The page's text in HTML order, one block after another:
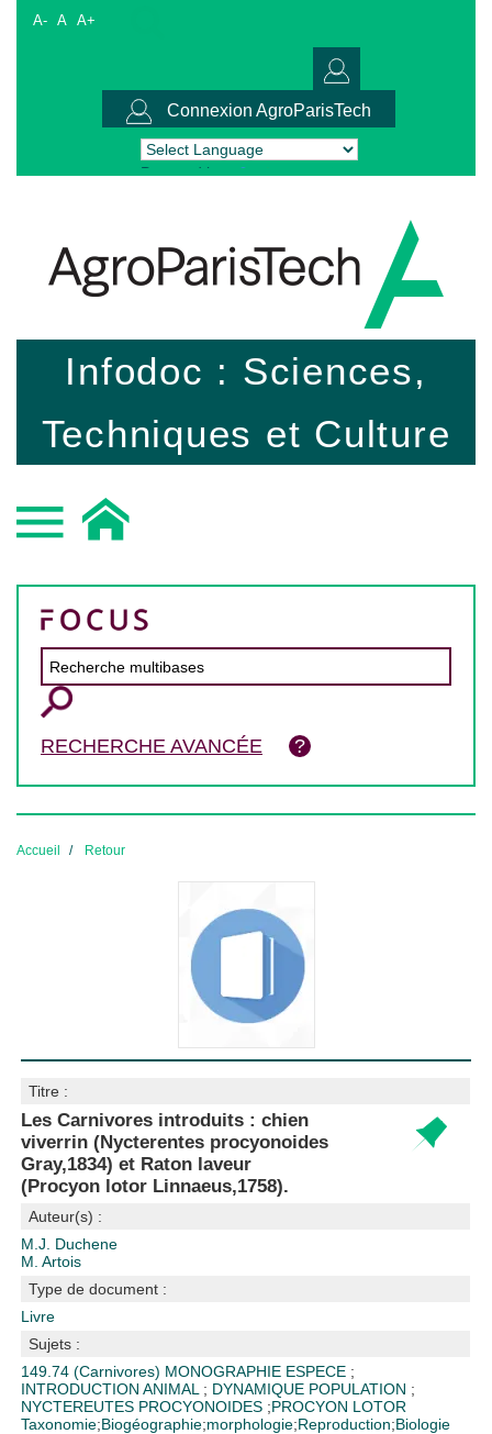
A- A A+
Connexion AgroParisTech
Powered by Translate
Infodoc : Sciences,
Techniques et Culture
RECHERCHE AVANCÉE
Accueil Retour
Titre :
Les Carnivores introduits : chien
viverrin (Nycterentes procyonoides
Gray,1834) et Raton laveur
(Procyon lotor Linnaeus,1758).
Auteur(s) :
M.J. Duchene
M. Artois
Type de document :
Livre
Sujets :
149.74 (Carnivores) MONOGRAPHIE ESPECE ;
INTRODUCTION ANIMAL ; DYNAMIQUE POPULATION ;
NYCTEREUTES PROCYONOIDES ;PROCYON LOTOR
Taxonomie;Biogéographie;morphologie;Reproduction;Biologie